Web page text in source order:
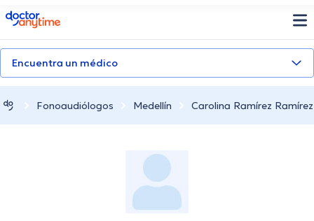
doctoranytime
Encuentra un médico
Fonoaudiólogos Medellín Carolina Ramírez Ramírez